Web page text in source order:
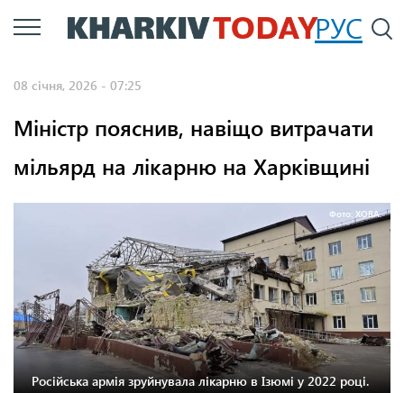
Перейти
до
РУС
08 січня, 2026 - 07:25
Міністр пояснив, навіщо витрачати
мільярд на лікарню на Харківщині
Фото: ХОВА.
Російська армія зруйнувала лікарню в Ізюмі у 2022 році.